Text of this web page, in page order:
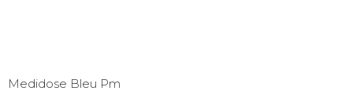
Medidose Bleu Pm